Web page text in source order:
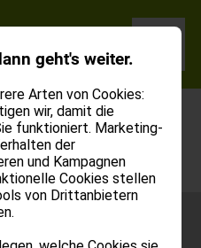
Liste
geht's weiter.
Arten von Cookies:
wir, damit die
funktioniert. Marketing-
der
und Kampagnen
Cookies stellen
von Drittanbietern